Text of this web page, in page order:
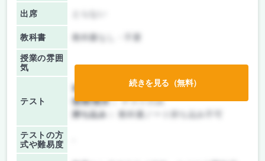
出席
教科書 教科書なし・不要
授業の雰囲
気
テスト
前期/中間：
授業無し
後期/期末：テストのみ
持ち込み：
教科書ノート持ち込み不可
テストの方
式や難易度
続きを見る（無料）